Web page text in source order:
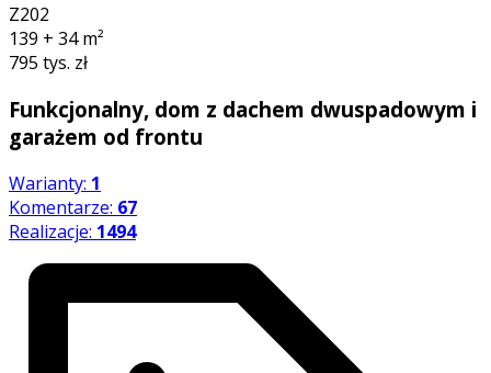
Z202
139 + 34m²
795 tys. zł
Funkcjonalny, dom z dachem dwuspadowym i
garażem od frontu
Warianty: 1
Komentarze: 67
Realizacje: 1494